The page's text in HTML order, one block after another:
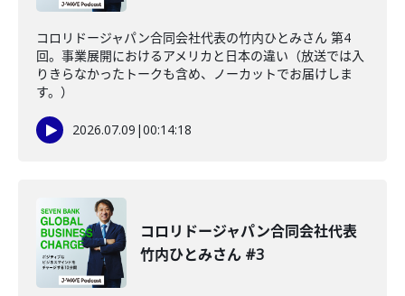
コロリドージャパン合同会社代表の竹内ひとみさん 第4
回。事業展開におけるアメリカと日本の違い（放送では入
りきらなかったトークも含め、ノーカットでお届けしま
す。）
2026.07.09 |00:14:18
コロリドージャパン合同会社代表
竹内ひとみさん #3